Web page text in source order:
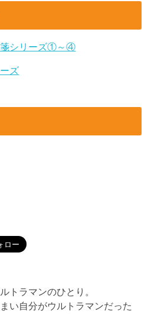
箋シリーズ①～④
ズ
トラマンのひとり。
い自分がウルトラマンだった